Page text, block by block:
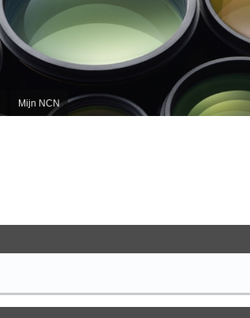
Mijn NCN